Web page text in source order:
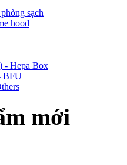
sạch
hood
- Hepa Box
BFU
mới